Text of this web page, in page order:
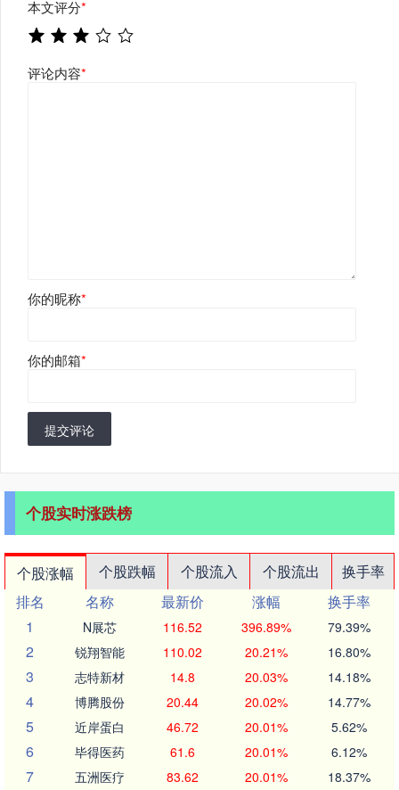
本文评分*
评论内容*
你的昵称*
你的邮箱*
提交评论
个股实时涨跌榜
个股涨幅 个股跌幅 个股流入 个股流出
换手率
排名
名称 最新价 涨幅
换手率
1
N展芯 116.52 396.89% 79.39%
2 锐翔智能 110.02 20.21% 16.80%
3 志特新材 14.8 20.03% 14.18%
4 博腾股份 20.44 20.02% 14.77%
5 近岸蛋白 46.72 20.01% 5.62%
6 毕得医药 61.6 20.01% 6.12%
7 五洲医疗 83.62 20.01% 18.37%